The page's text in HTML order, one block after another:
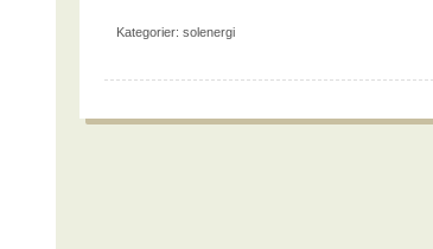
Kategorier: solenergi